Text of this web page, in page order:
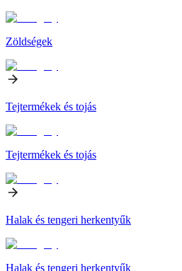
Zöldségek
Tejtermékek és tojás
Tejtermékek és tojás
Halak és tengeri herkentyűk
Halak és tengeri herkentyűk